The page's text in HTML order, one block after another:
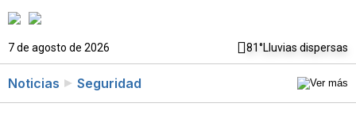
7 de agosto de 2026 81°Lluvias dispersas
Noticias Seguridad